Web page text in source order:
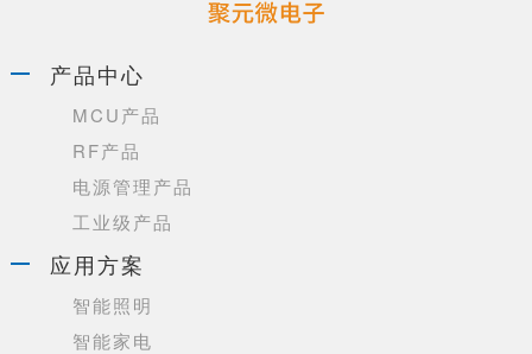
产品中心
MCU产品
RF产品
电源管理产品
工业级产品
应用方案
智能照明
智能家电